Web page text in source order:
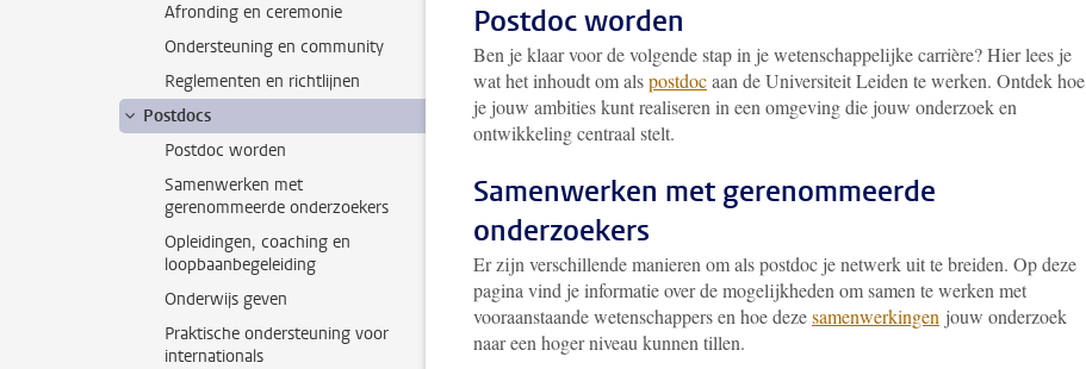
Afronding en ceremonie
Ondersteuning en community
Reglementen en richtlijnen
Postdocs
Postdoc worden
Samenwerken met
gerenommeerde onderzoekers
Opleidingen, coaching en
loopbaanbegeleiding
Onderwijs geven
Praktische ondersteuning voor
internationals
Postdoc worden
Ben je klaar voor de volgende stap in je wetenschappelijke carrière? Hier lees je
wat het inhoudt om alspostdocaan de Universiteit Leiden te werken. Ontdek hoe
je jouw ambities kunt realiseren in een omgeving die jouw onderzoek en
ontwikkeling centraal stelt.
Samenwerken met gerenommeerde
onderzoekers
Er zijn verschillende manieren om als postdoc je netwerk uit te breiden. Op deze
pagina vind je informatie over de mogelijkheden om samen te werken met
vooraanstaande wetenschappers en hoe dezesamenwerkingen jouw onderzoek
naar een hoger niveau kunnen tillen.